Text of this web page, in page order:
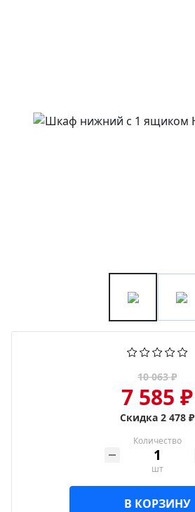
10 063 ₽
7 585 ₽
Скидка 2 478 ₽
Количество
шт
В КОРЗИНУ